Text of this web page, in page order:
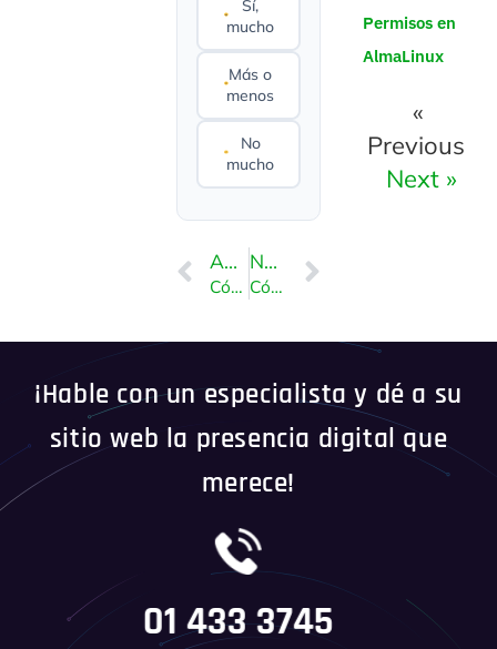
Sí,
mucho
Más o
menos
No
mucho
ANTERIOR
Cómo actualizar la dirección de correo electrónico de una cuenta Plesk
NEXT
Cómo cambiar los datos de contacto de la cuenta Plesk
Permisos en
AlmaLinux
«
Previous
Next »
¡Hable con un especialista y dé a su
sitio web la presencia digital que
merece!
01 433 3745